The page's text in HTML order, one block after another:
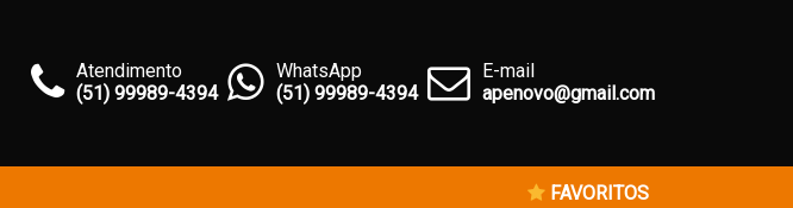
Atendimento
(51) 99989-4394
WhatsApp
(51) 99989-4394
E-mail
apenovo@gmail.com
FAVORITOS